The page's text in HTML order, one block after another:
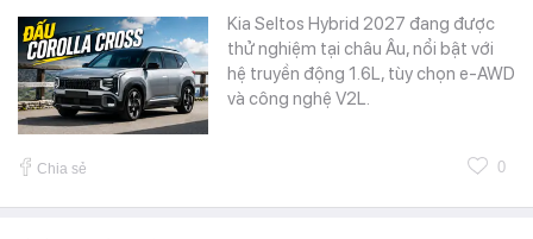
Kia Seltos Hybrid 2027 đang được
thử nghiệm tại châu Âu, nổi bật với
hệ truyền động 1.6L, tùy chọn e-AWD
và công nghệ V2L.
Chia sẻ 0